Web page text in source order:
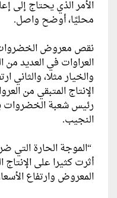
الأمر الذي يحتاج إلى
محليًا، أوضح واصل.
نقص معروض الخضروات
العراوات في العديد من
والخيار مثلا، والثاني
الإنتاج المتبقي من
رئيس شعبة الخضروات
النجيب.
“الموجة الحارة التي
أثرت كثيرا على
المعروض وارتفاع